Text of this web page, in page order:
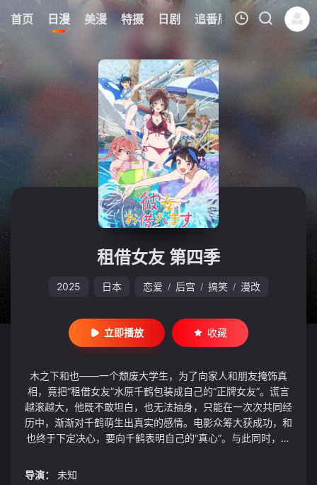
首页 日漫 美漫 特摄 日剧 追番周表 今日更新
0
我的观影记录
暂无观看影片的记录
租借女友 第四季
2025 日本 恋爱 / 后宫 / 搞笑 / 漫改
立即播放 收藏
木之下和也——一个颓废大学生，为了向家人和朋友掩饰真
相，竟把“租借女友”水原千鹤包装成自己的“正牌女友”。谎言
越滚越大，他既不敢坦白，也无法抽身，只能在一次次共同经
历中，渐渐对千鹤萌生出真实的感情。电影众筹大获成功，和
也终于下定决心，要向千鹤表明自己的“真心”。与此同时，性
步步紧逼；而心机前女友七海麻美，在得知两人真实关系后，
导演：
未知